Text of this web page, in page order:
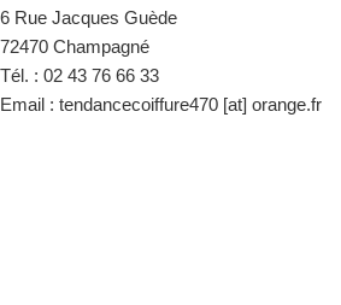
6 Rue Jacques Guède
72470 Champagné
Tél. : 02 43 76 66 33
Email : tendancecoiffure470 [at] orange.fr